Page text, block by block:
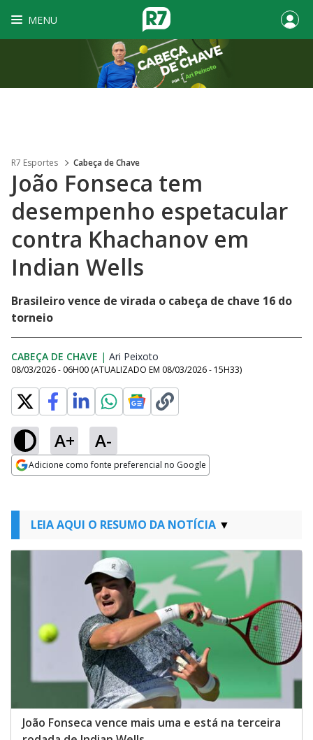
MENU
R7 Esportes Cabeça de Chave
João Fonseca tem
desempenho espetacular
contra Khachanov em
Indian Wells
Brasileiro vence de virada o cabeça de chave 16 do
torneio
CABEÇA DE CHAVE | Ari Peixoto
08/03/2026 - 06H00 (ATUALIZADO EM 08/03/2026 - 15H33)
A+ A-
Adicione como fonte preferencial no Google
LEIA AQUI O RESUMO DA NOTÍCIA
João Fonseca vence mais uma e está na terceira